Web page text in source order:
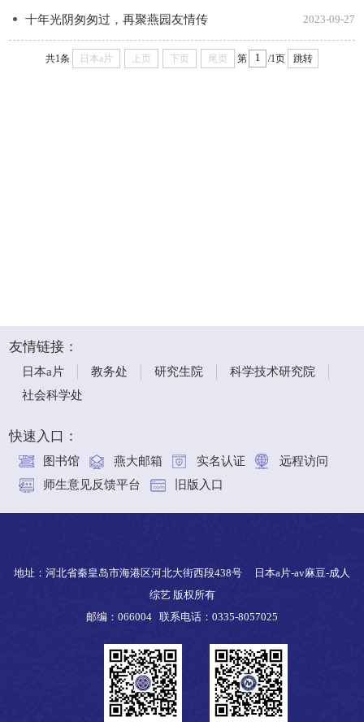
十年光阴匆匆过，再聚燕园友情传 2023-09-27
共1条 日本a片 上页 下页 尾页 第 /1页 跳转
友情链接：
日本a片 教务处 研究生院
科学技术研究院
社会科学处
快速入口：
图书馆 燕大邮箱 实名认证
远程访问
师生意见反馈平台
旧版入口
地址：河北省秦皇岛市海港区河北大街西段438号 日本a片-av麻豆-成人
综艺 版权所有
邮编：066004 联系电话：0335-8057025